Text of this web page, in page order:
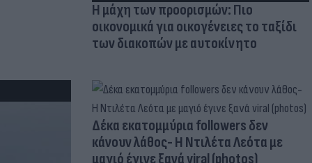
Η μάχη των προορισμών: Πιο
οικονομικά για οικογένειες το ταξίδι
των διακοπών με αυτοκίνητο
Δέκα εκατομμύρια followers δεν
κάνουν λάθος- Η Ντιλέτα Λεότα με